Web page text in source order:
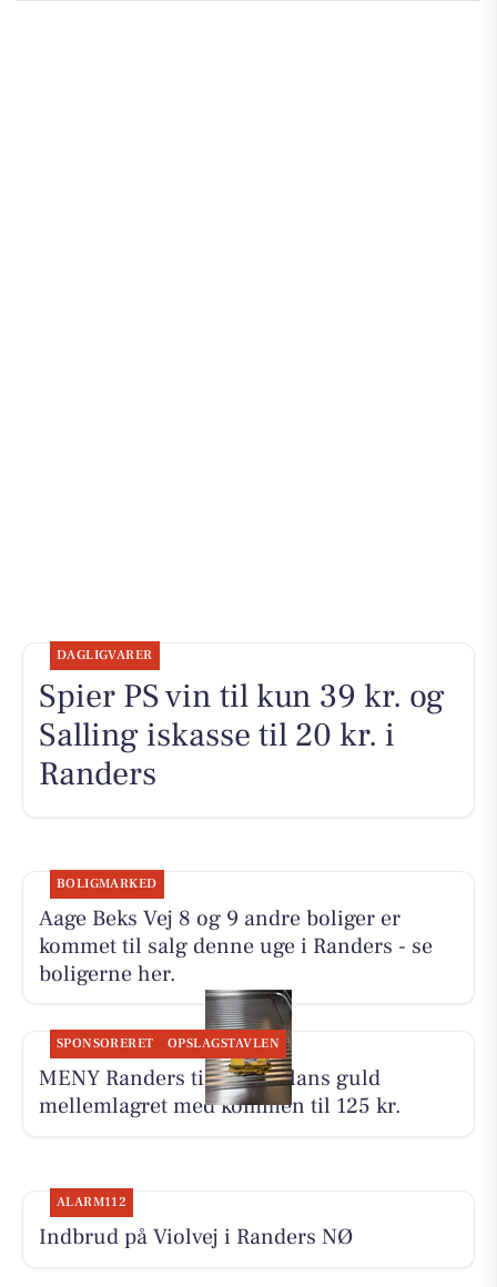
DAGLIGVARER
Spier PS vin til kun 39 kr. og
Salling iskasse til 20 kr. i
Randers
BOLIGMARKED
Aage Beks Vej 8 og 9 andre boliger er
kommet til salg denne uge i Randers - se
boligerne her.
SPONSORERET OPSLAGSTAVLEN
MENY Randers tilbyder Allans guld
mellemlagret med kommen til 125 kr.
ALARM112
Indbrud på Violvej i Randers NØ